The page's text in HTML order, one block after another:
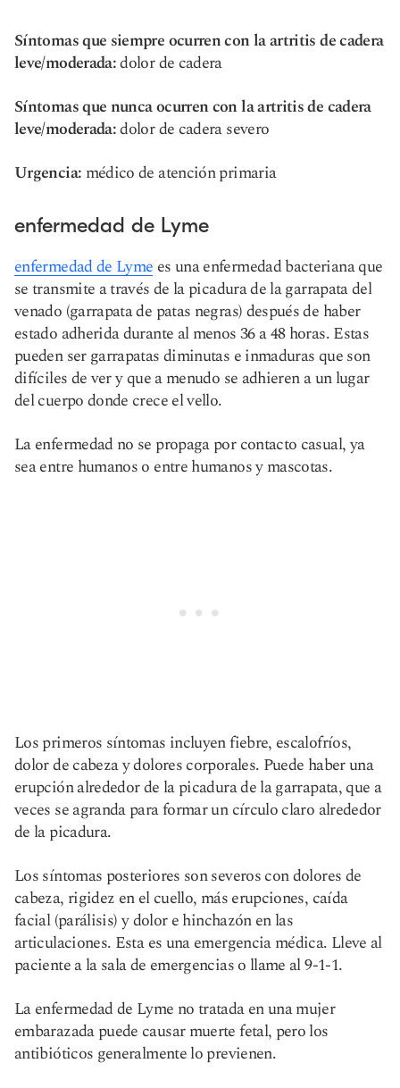
Síntomas que siempre ocurren con la artritis de cadera
leve/moderada:dolor de cadera
Síntomas que nunca ocurren con la artritis de cadera
leve/moderada:dolor de cadera severo
Urgencia: médico de atención primaria
enfermedad de Lyme
enfermedad de Lyme es una enfermedad bacteriana que
se transmite a través de la picadura de la garrapata del
venado (garrapata de patas negras) después de haber
estado adherida durante al menos 36 a 48 horas. Estas
pueden ser garrapatas diminutas e inmaduras que son
difíciles de ver y que a menudo se adhieren a un lugar
del cuerpo donde crece el vello.
La enfermedad no se propaga por contacto casual, ya
sea entre humanos o entre humanos y mascotas.
Los primeros síntomas incluyen fiebre, escalofríos,
dolor de cabeza y dolores corporales. Puede haber una
erupción alrededor de la picadura de la garrapata, que a
veces se agranda para formar un círculo claro alrededor
de la picadura.
Los síntomas posteriores son severos con dolores de
cabeza, rigidez en el cuello, más erupciones, caída
facial (parálisis) y dolor e hinchazón en las
articulaciones. Esta es una emergencia médica. Lleve al
paciente a la sala de emergencias o llame al 9-1-1.
La enfermedad de Lyme no tratada en una mujer
embarazada puede causar muerte fetal, pero los
antibióticos generalmente lo previenen.